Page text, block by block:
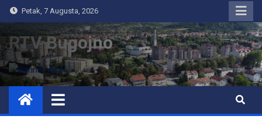
Petak, 7 Augusta, 2026
RTV Bugojno